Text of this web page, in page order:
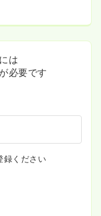
は
必要です
録ください